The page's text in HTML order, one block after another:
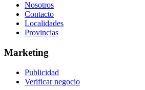
Nosotros
Contacto
Localidades
Provincias
Marketing
Publicidad
Verificar negocio